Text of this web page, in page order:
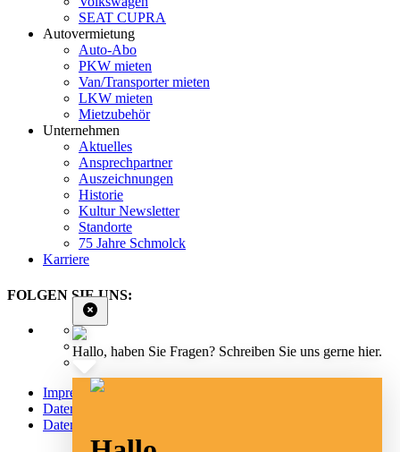
SEAT CUPRA
Autovermietung
Auto-Abo
PKW mieten
Van/Transporter mieten
LKW mieten
Mietzubehör
Unternehmen
Aktuelles
Ansprechpartner
Auszeichnungen
Historie
Kultur Newsletter
Standorte
75 Jahre Schmolck
Karriere
FOLGEN SIE UNS:
Impressum
Datenschutz
Datenschutz Social Media
Hallo, haben Sie Fragen? Schreiben Sie uns gerne hier.